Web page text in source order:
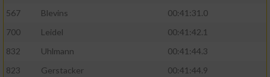
567
Blevins
00:41:31.0
700
Leidel
00:41:42.1
832
Uhlmann
00:41:44.3
823
Gerstacker
00:41:44.9